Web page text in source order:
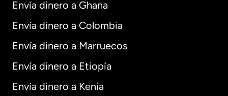
Envía dinero a Ghana
Envía dinero a Colombia
Envía dinero a Marruecos
Envía dinero a Etiopía
Envía dinero a Kenia